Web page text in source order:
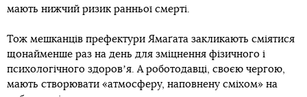
мають нижчий ризик ранньої смерті.
Тож мешканців префектури Ямаґата закликають сміятися
щонайменше раз на день для зміцнення фізичного і
психологічного здоровʼя. А роботодавці, своєю чергою,
мають створювати «атмосферу, наповнену сміхом» на